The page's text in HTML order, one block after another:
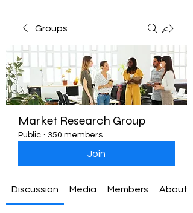
Groups
Market Research Group
Public · 350 members
Join
Discussion Media Members About